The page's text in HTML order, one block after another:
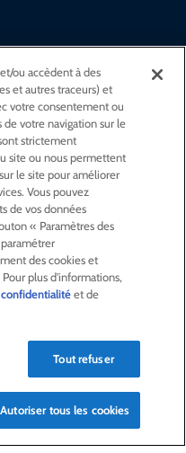
ou accèdent à des
et autres traceurs) et
votre consentement ou
votre navigation sur le
strictement
site ou nous permettent
le site pour améliorer
Vous pouvez
de vos données
« Paramètres des
des cookies et
plus d'informations,
et de
Tout refuser
Autoriser tous les cookies